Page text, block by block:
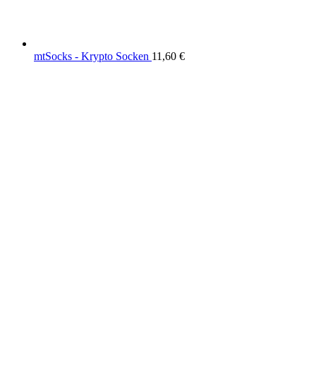
mtSocks - Krypto Socken 11,60 €